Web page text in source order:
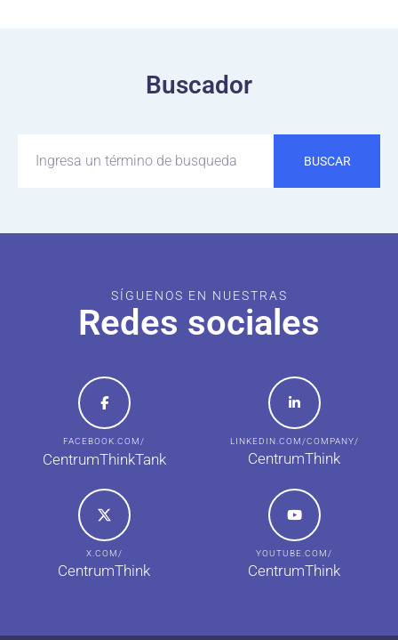
Buscador
BUSCAR
SÍGUENOS EN NUESTRAS
Redes sociales
FACEBOOK.COM/
CentrumThinkTank
LINKEDIN.COM/COMPANY/
CentrumThink
X.COM/
CentrumThink
YOUTUBE.COM/
CentrumThink